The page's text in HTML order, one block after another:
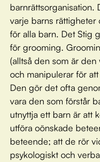
barnrättsorganisation.
varje barns rättigheter
för alla barn. Det Stig
för grooming.
(alltså den som är
och manipulerar för
Den gör det ofta
vara den som förstår
utnyttja ett barn är att
utföra oönskade
beteende; att de rör
psykologiskt och